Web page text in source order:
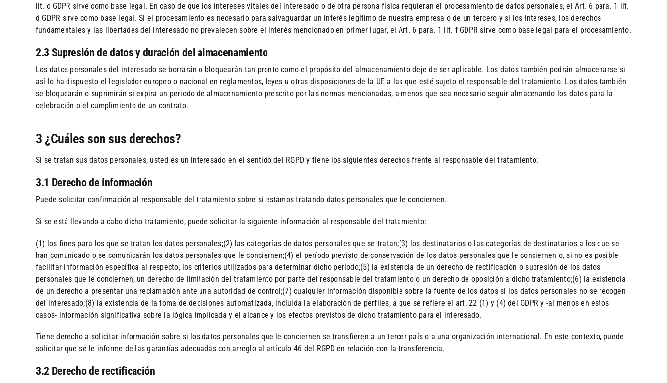
lit. c GDPR sirve como base legal. En caso de que los intereses vitales del interesado o de otra persona física requieran el procesamiento de datos personales, el Art. 6 para. 1 lit.
d GDPR sirve como base legal. Si el procesamiento es necesario para salvaguardar un interés legítimo de nuestra empresa o de un tercero y si los intereses, los derechos
fundamentales y las libertades del interesado no prevalecen sobre el interés mencionado en primer lugar, el Art. 6 para. 1 lit. f GDPR sirve como base legal para el procesamiento.
2.3 Supresión de datos y duración del almacenamiento
Los datos personales del interesado se borrarán o bloquearán tan pronto como el propósito del almacenamiento deje de ser aplicable. Los datos también podrán almacenarse si
así lo ha dispuesto el legislador europeo o nacional en reglamentos, leyes u otras disposiciones de la UE a las que esté sujeto el responsable del tratamiento. Los datos también
se bloquearán o suprimirán si expira un periodo de almacenamiento prescrito por las normas mencionadas, a menos que sea necesario seguir almacenando los datos para la
celebración o el cumplimiento de un contrato.
3 ¿Cuáles son sus derechos?
Si se tratan sus datos personales, usted es un interesado en el sentido del RGPD y tiene los siguientes derechos frente al responsable del tratamiento:
3.1 Derecho de información
Puede solicitar confirmación al responsable del tratamiento sobre si estamos tratando datos personales que le conciernen.
Si se está llevando a cabo dicho tratamiento, puede solicitar la siguiente información al responsable del tratamiento:
(1) los fines para los que se tratan los datos personales;(2) las categorías de datos personales que se tratan;(3) los destinatarios o las categorías de destinatarios a los que se
han comunicado o se comunicarán los datos personales que le conciernen;(4) el período previsto de conservación de los datos personales que le conciernen o, si no es posible
facilitar información específica al respecto, los criterios utilizados para determinar dicho período;(5) la existencia de un derecho de rectificación o supresión de los datos
personales que le conciernen, un derecho de limitación del tratamiento por parte del responsable del tratamiento o un derecho de oposición a dicho tratamiento;(6) la existencia
de un derecho a presentar una reclamación ante una autoridad de control;(7) cualquier información disponible sobre la fuente de los datos si los datos personales no se recogen
del interesado;(8) la existencia de la toma de decisiones automatizada, incluida la elaboración de perfiles, a que se refiere el art. 22 (1) y (4) del GDPR y -al menos en estos
casos- información significativa sobre la lógica implicada y el alcance y los efectos previstos de dicho tratamiento para el interesado.
Tiene derecho a solicitar información sobre si los datos personales que le conciernen se transfieren a un tercer país o a una organización internacional. En este contexto, puede
solicitar que se le informe de las garantías adecuadas con arreglo al artículo 46 del RGPD en relación con la transferencia.
3.2 Derecho de rectificación